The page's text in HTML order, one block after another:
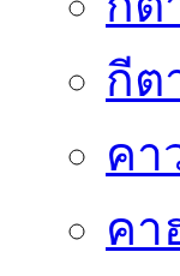
กีต
คา
คา